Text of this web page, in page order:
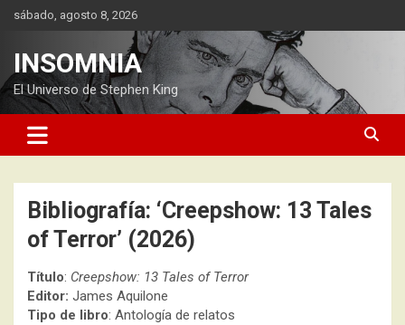
Saltarsábado, agosto 8, 2026
INSOMNIA
El Universo de Stephen King
Bibliografía: ‘Creepshow: 13 Tales
of Terror’ (2026)
Título: Creepshow: 13 Tales of Terror
Editor: James Aquilone
Tipo de libro: Antología de relatos